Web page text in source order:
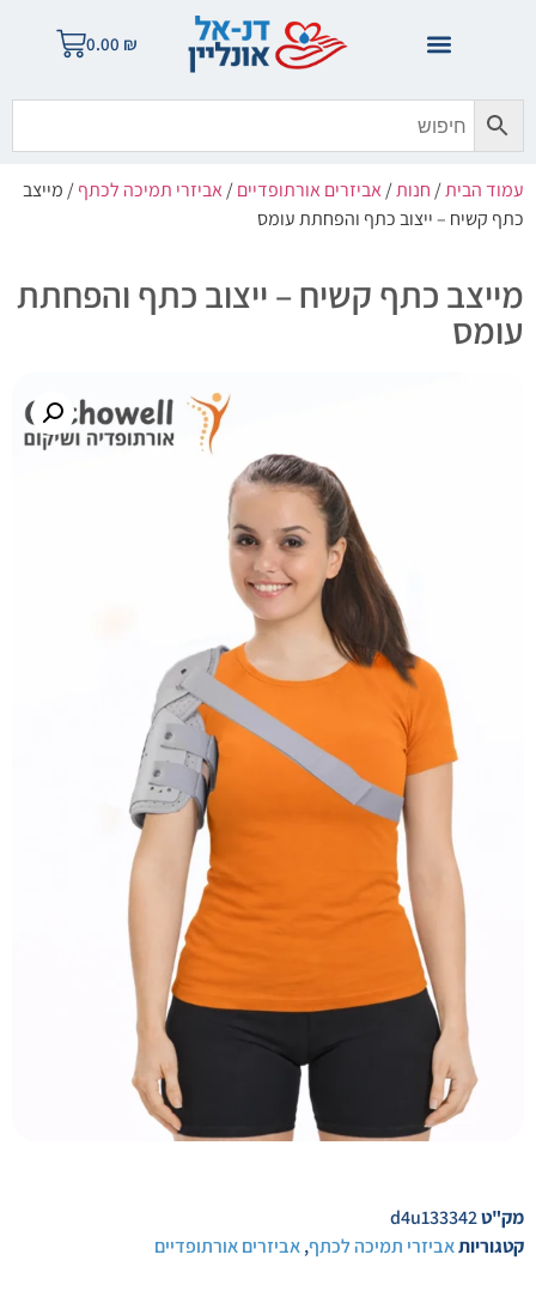
0.00 ₪
עמוד הבית/חנות/אביזרים אורתופדיים/אביזרי תמיכה לכתף/ מייצב
כתף קשיח – ייצוב כתף והפחתת עומס
מייצב כתף קשיח – ייצוב כתף והפחתת
עומס
מק"טd4u133342
קטגוריותאביזרי תמיכה לכתף,אביזרים אורתופדיים